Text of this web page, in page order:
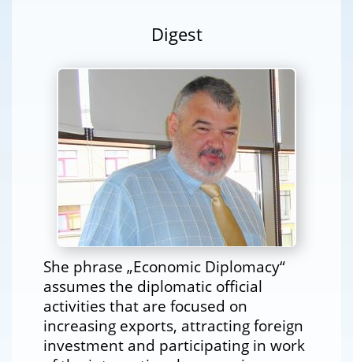
Digest
She phrase „Economic Diplomacy“
assumes the diplomatic official
activities that are focused on
increasing exports, attracting foreign
investment and participating in work